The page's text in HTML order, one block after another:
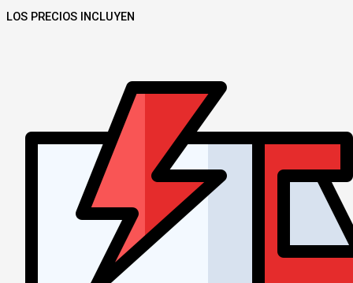
LOS PRECIOS INCLUYEN